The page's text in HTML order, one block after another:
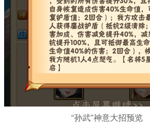
“孙武”神意大招预览